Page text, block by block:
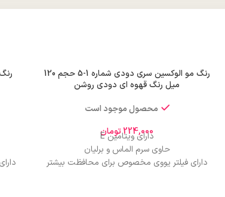
رنگ مو الوکسین سری دودی شماره 1-5 حجم 120
میل رنگ قهوه ای دودی روشن
محصول موجود است
224,000تومان
دارای ویتامین E
حاوی سرم الماس و برلیان
دارای فیلتر یووی مخصوص برای محافظت بیشتر